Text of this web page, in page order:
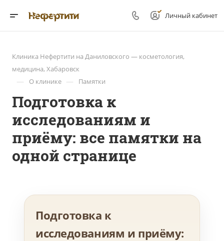
Личный кабинет
Клиника Нефертити на Даниловского — косметология,
медицина, Хабаровск
— О клинике — Памятки
Подготовка к
исследованиям и
приёму: все памятки на
одной странице
Подготовка к
исследованиям и приёму: